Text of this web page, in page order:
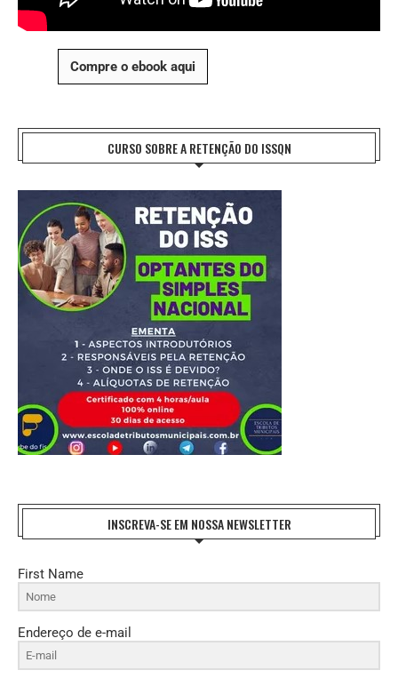
Compre o ebook aqui
CURSO SOBRE A RETENÇÃO DO ISSQN
INSCREVA-SE EM NOSSA NEWSLETTER
First Name
Endereço de e-mail